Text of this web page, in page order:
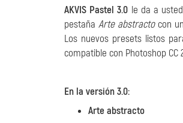
AKVIS Pastel 3.0 le da a
pestaña Arte abstractocon
Los nuevos presets listos
compatible con Photoshop CC
En la versión 3.0:
Arte abstracto